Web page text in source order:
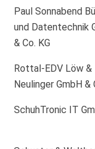
Paul Sonnabend
und Datentechnik
& Co. KG
Rottal-EDV Löw &
Neulinger GmbH &
SchuhTronic IT